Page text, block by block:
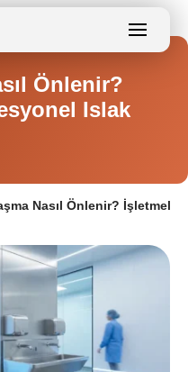
Önlenir?
Islak
Nasıl Önlenir?